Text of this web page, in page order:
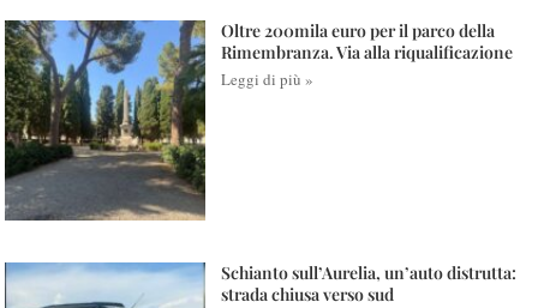
Oltre 200mila euro per il parco della
Rimembranza. Via alla riqualificazione
Leggi di più »
Schianto sull’Aurelia, un’auto distrutta:
strada chiusa verso sud